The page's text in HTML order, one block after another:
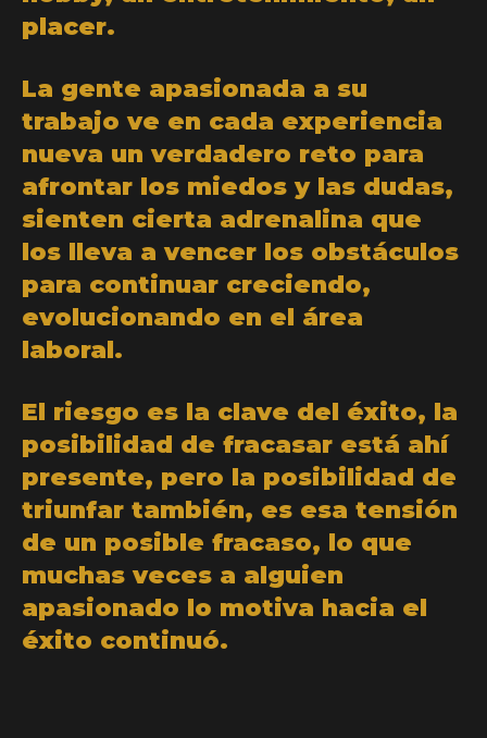
placer.
La gente apasionada a su
trabajo ve en cada experiencia
nueva un verdadero reto para
afrontar los miedos y las dudas,
sienten cierta adrenalina que
los lleva a vencer los obstáculos
para continuar creciendo,
evolucionando en el área
laboral.
El riesgo es la clave del éxito, la
posibilidad de fracasar está ahí
presente, pero la posibilidad de
triunfar también, es esa tensión
de un posible fracaso, lo que
muchas veces a alguien
apasionado lo motiva hacia el
éxito continuó.